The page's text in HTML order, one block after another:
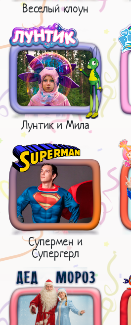
Веселый клоун
Лунтик и Мила
Супермен и
Супергерл